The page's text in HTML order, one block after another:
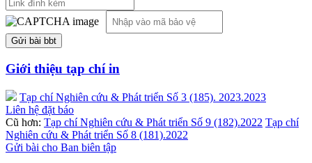
Giới thiệu tạp chí in
Tạp chí Nghiên cứu & Phát triển Số 3 (185). 2023.2023
Liên hệ đặt báo
Cũ hơn: Tạp chí Nghiên cứu & Phát triển Số 9 (182).2022 Tạp chí
Nghiên cứu & Phát triển Số 8 (181).2022
Gửi bài cho Ban biên tập